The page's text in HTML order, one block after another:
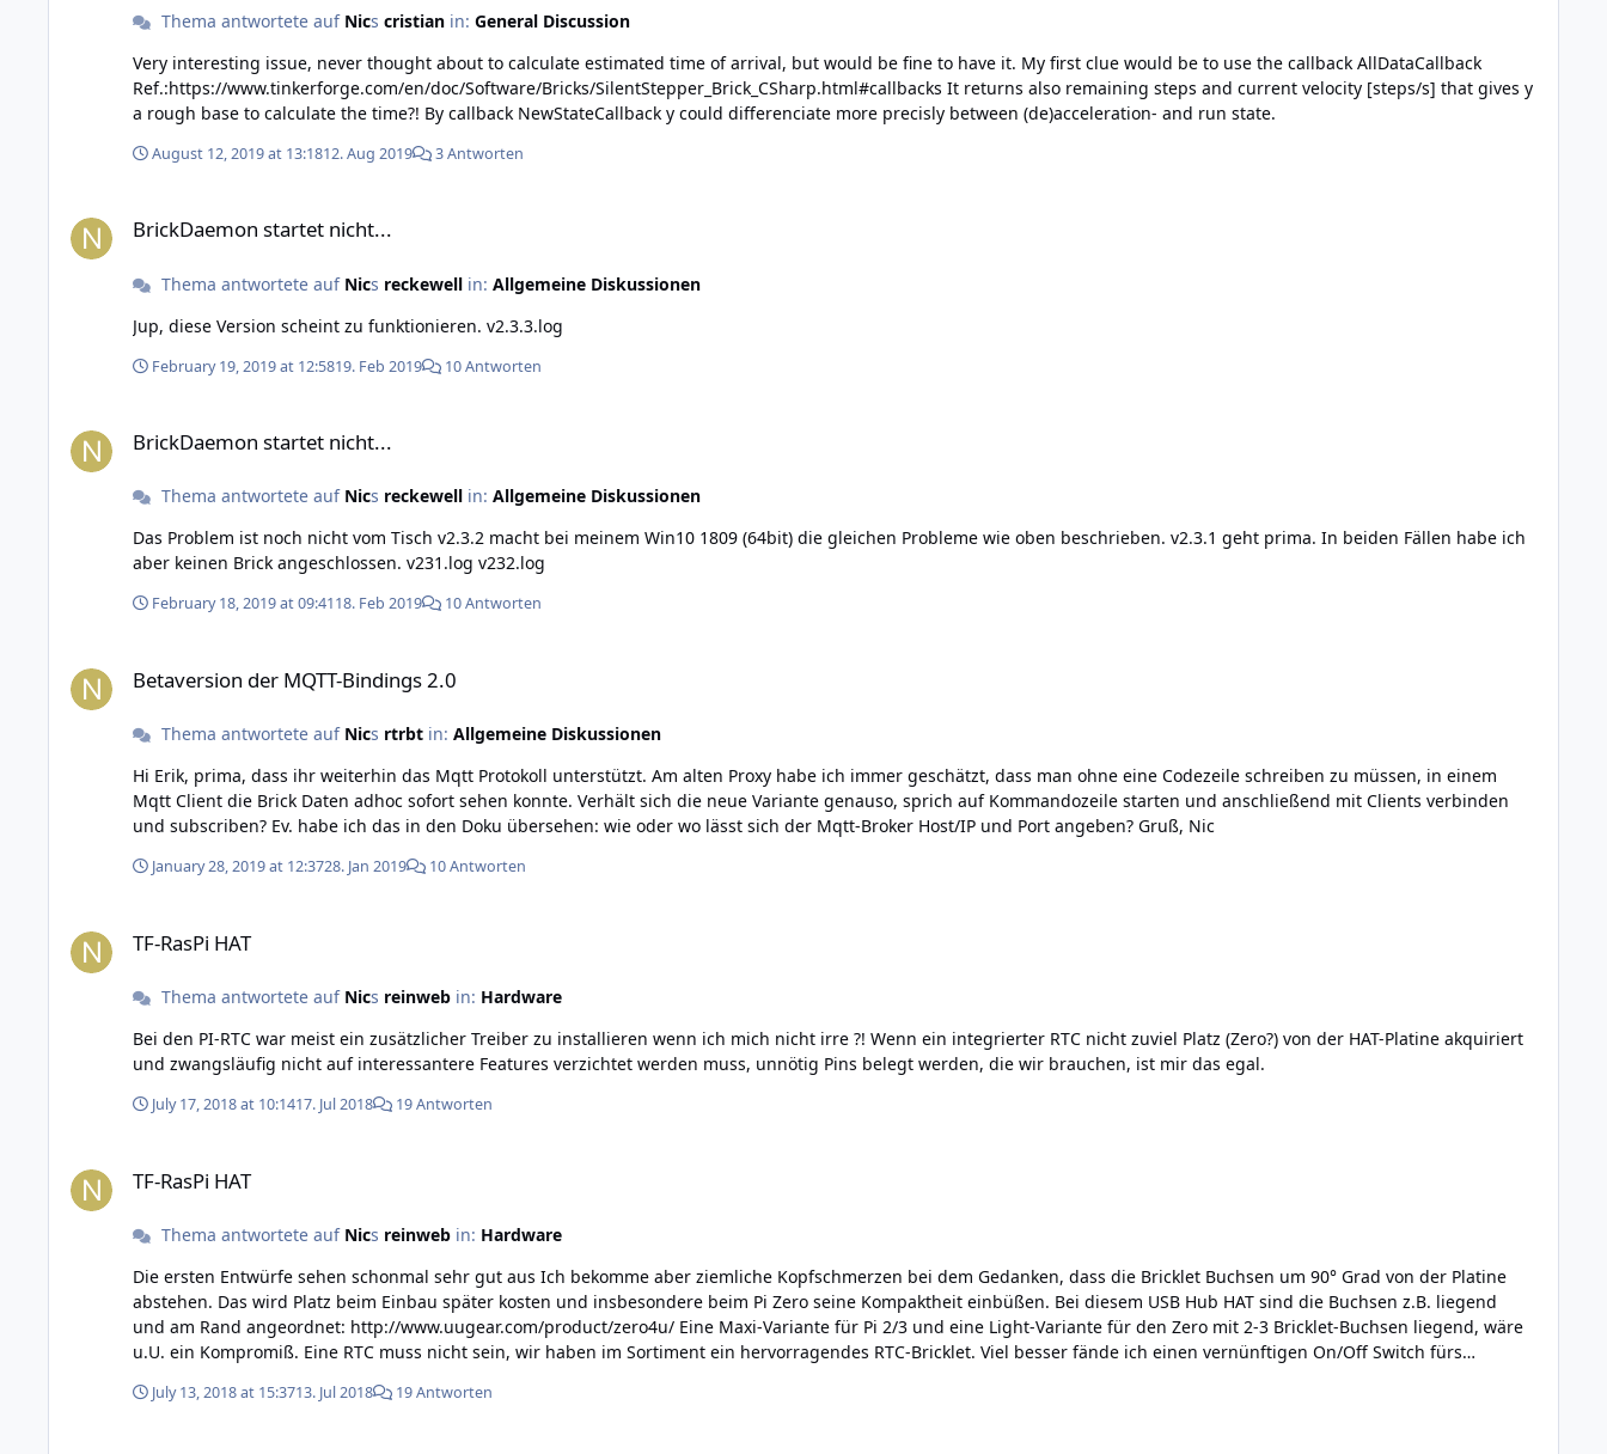
Thema antwortete auf Nics cristianin: General Discussion
Very interesting issue, never thought about to calculate estimated time of arrival, but would be fine to have it. My first clue would be to use the callback AllDataCallback
Ref.:https://www.tinkerforge.com/en/doc/Software/Bricks/SilentStepper_Brick_CSharp.html#callbacks It returns also remaining steps and current velocity [steps/s] that gives y
a rough base to calculate the time?! By callback NewStateCallback y could differenciate more precisly between (de)acceleration- and run state.
August 12, 2019 at 13:1812. Aug 2019 3 Antworten
BrickDaemon startet nicht...
Thema antwortete auf Nics reckewellin: Allgemeine Diskussionen
Jup, diese Version scheint zu funktionieren. v2.3.3.log
February 19, 2019 at 12:5819. Feb 2019 10 Antworten
BrickDaemon startet nicht...
Thema antwortete auf Nics reckewellin: Allgemeine Diskussionen
Das Problem ist noch nicht vom Tisch v2.3.2 macht bei meinem Win10 1809 (64bit) die gleichen Probleme wie oben beschrieben. v2.3.1 geht prima. In beiden Fällen habe ich
aber keinen Brick angeschlossen. v231.log v232.log
February 18, 2019 at 09:4118. Feb 2019 10 Antworten
Betaversion der MQTT-Bindings 2.0
Thema antwortete auf Nics rtrbtin: Allgemeine Diskussionen
Hi Erik, prima, dass ihr weiterhin das Mqtt Protokoll unterstützt. Am alten Proxy habe ich immer geschätzt, dass man ohne eine Codezeile schreiben zu müssen, in einem
Mqtt Client die Brick Daten adhoc sofort sehen konnte. Verhält sich die neue Variante genauso, sprich auf Kommandozeile starten und anschließend mit Clients verbinden
und subscriben? Ev. habe ich das in den Doku übersehen: wie oder wo lässt sich der Mqtt-Broker Host/IP und Port angeben? Gruß, Nic
January 28, 2019 at 12:3728. Jan 2019 10 Antworten
TF-RasPi HAT
Thema antwortete auf Nics reinwebin: Hardware
Bei den PI-RTC war meist ein zusätzlicher Treiber zu installieren wenn ich mich nicht irre ?! Wenn ein integrierter RTC nicht zuviel Platz (Zero?) von der HAT-Platine akquiriert
und zwangsläufig nicht auf interessantere Features verzichtet werden muss, unnötig Pins belegt werden, die wir brauchen, ist mir das egal.
July 17, 2018 at 10:1417. Jul 2018 19 Antworten
TF-RasPi HAT
Thema antwortete auf Nics reinwebin: Hardware
Die ersten Entwürfe sehen schonmal sehr gut aus Ich bekomme aber ziemliche Kopfschmerzen bei dem Gedanken, dass die Bricklet Buchsen um 90° Grad von der Platine
abstehen. Das wird Platz beim Einbau später kosten und insbesondere beim Pi Zero seine Kompaktheit einbüßen. Bei diesem USB Hub HAT sind die Buchsen z.B. liegend
und am Rand angeordnet: http://www.uugear.com/product/zero4u/ Eine Maxi-Variante für Pi 2/3 und eine Light-Variante für den Zero mit 2-3 Bricklet-Buchsen liegend, wäre
u.U. ein Kompromiß. Eine RTC muss nicht sein, wir haben im Sortiment ein hervorragendes RTC-Bricklet. Viel besser fände ich einen vernünftigen On/Off Switch fürs
Standard JST 2.0 als Buchse (wie z.b. beim Lipo-Rider http://wiki.seeedstudio.com/Lipo_Rider_Pro/). Soll der Akku das Gesamtsystem oder nur den HAT versorgen? Werden
July 13, 2018 at 15:3713. Jul 2018 19 Antworten